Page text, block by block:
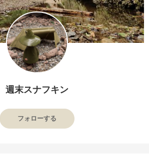
週末スナフキン
フォローする